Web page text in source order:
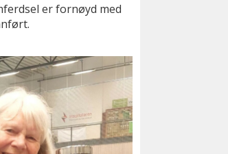
er fornøyd med